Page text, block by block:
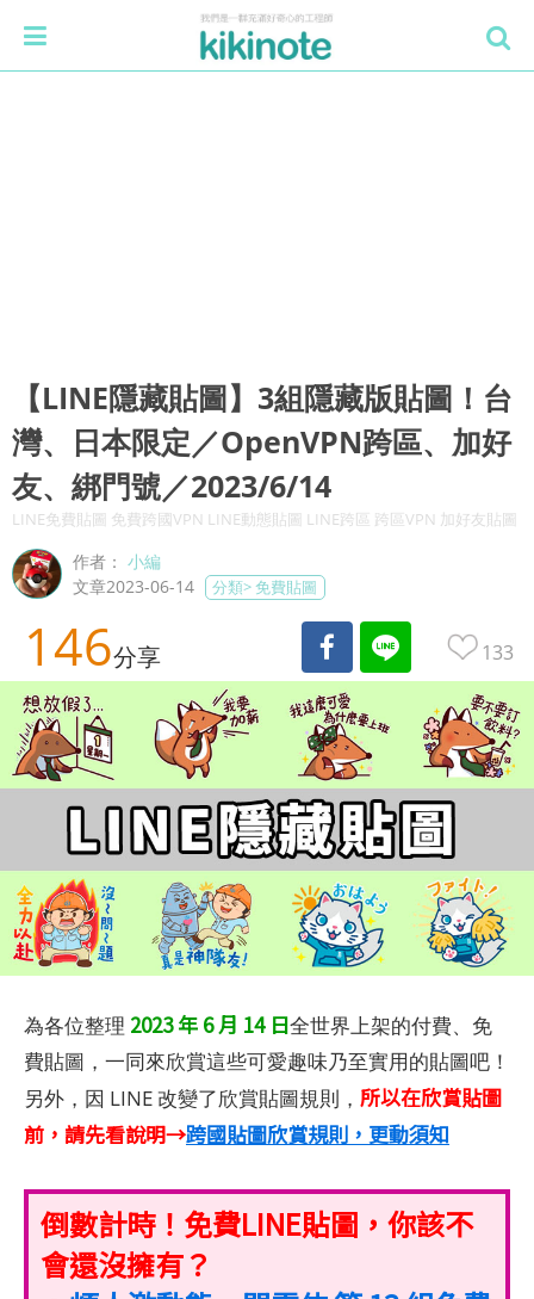
【LINE隱藏貼圖】3組隱藏版貼圖！台
灣、日本限定／OpenVPN跨區、加好
友、綁門號／2023/6/14
LINE免費貼圖 免費跨國VPN LINE動態貼圖 LINE跨區 跨區VPN 加好友貼圖
作者：小編
文章2023-06-14
分類>免費貼圖
146分享 133
為各位整理 2023 年 6 月 14 日全世界上架的付費、免
費貼圖，一同來欣賞這些可愛趣味乃至實用的貼圖吧！
另外，因 LINE 改變了欣賞貼圖規則， 所以在欣賞貼圖
前，請先看說明→跨國貼圖欣賞規則，更動須知
倒數計時！免費LINE貼圖，你該不
會還沒擁有？